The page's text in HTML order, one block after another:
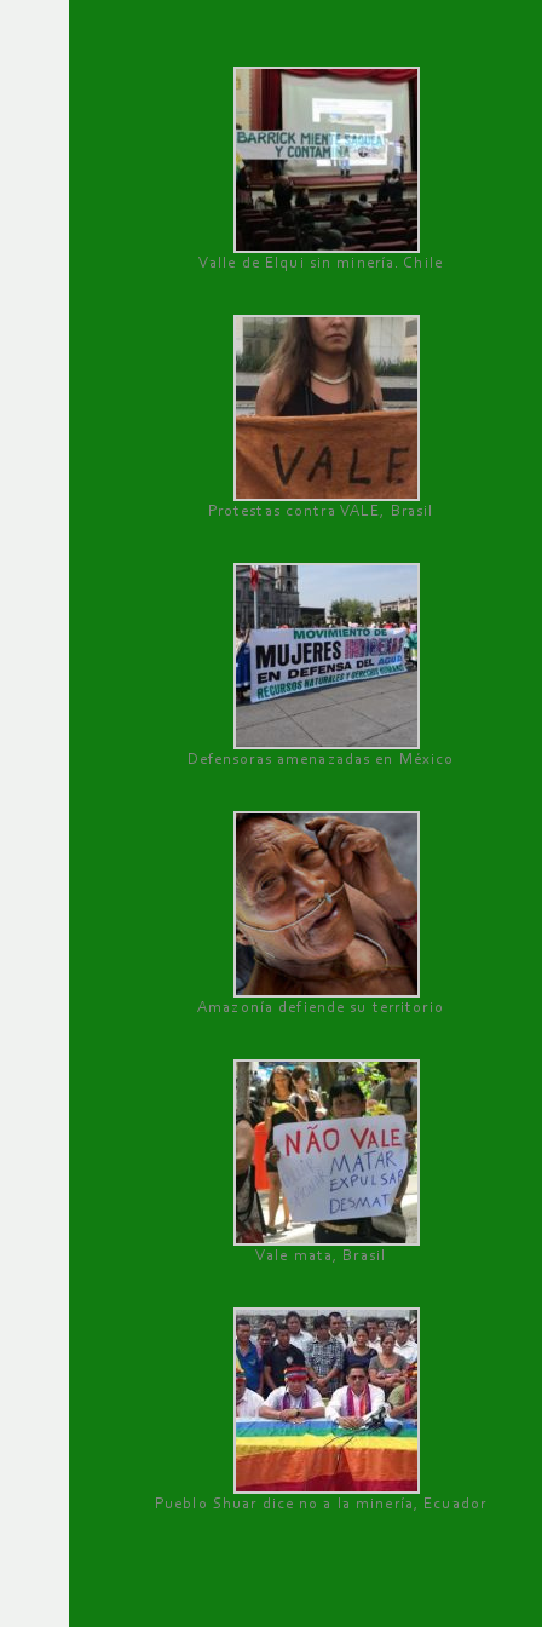
Valle de Elqui sin minería. Chile
Protestas contra VALE, Brasil
Defensoras amenazadas en México
Amazonía defiende su territorio
Vale mata, Brasil
Pueblo Shuar dice no a la minería, Ecuador